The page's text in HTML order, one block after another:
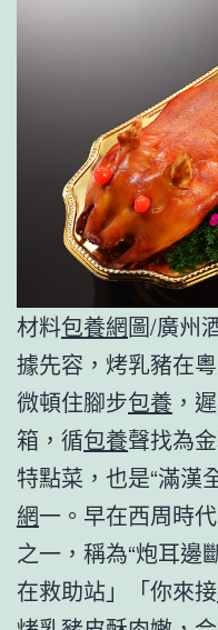
材料包養網圖/廣州
據先容，烤乳豬在
微頓住腳步包養 ，
箱，循包養聲找為金
特點菜，也是“滿漢
網一。早在西周時
之一，稱為“炮耳邊
在救助站」「你來接